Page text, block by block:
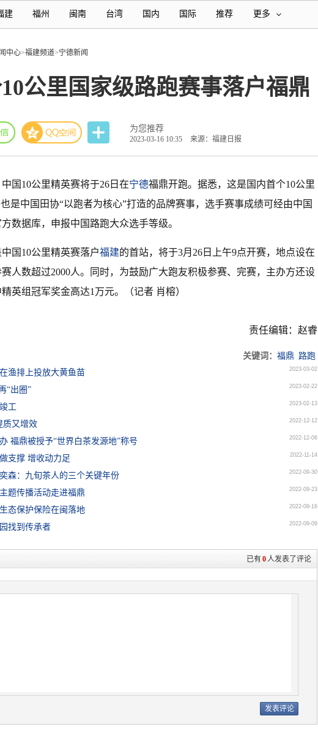
建 福州 闽南 台湾 国内 国际 推荐 更多
中心>福建频道>宁德新闻
公里国家级路跑赛事落户福鼎
为您推荐
2023-03-16 10:35 来源：福建日报
国10公里精英赛将于26日在宁德福鼎开跑。据悉，这是国内首个10公里
是中国田协“以跑者为核心”打造的品牌赛事，选手赛事成绩可经由中国
数据库，申报中国路跑大众选手等级。
国10公里精英赛落户福建的首站，将于3月26日上午9点开赛，地点设在
人数超过2000人。同时，为鼓励广大跑友积极参赛、完赛，主办方还设
英组冠军奖金高达1万元。（记者 肖榕）
责任编辑：赵睿
关键词： 福鼎 路跑
渔排上投放大黄鱼苗
2023-03-02
“出圈” 2023-02-22
工 2023-02-13
质又增效 2022-12-12
福鼎被授予“世界白茶发源地”称号 2022-12-06
支撑 增收动力足 2022-11-14
森：九旬茶人的三个关键年份 2022-09-30
题传播活动走进福鼎 2022-09-23
态保护保险在闽落地 2022-09-16
找到传承者 2022-09-09
已有0人发表了评论